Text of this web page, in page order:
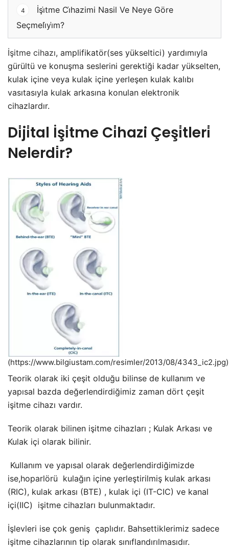
4
İşi̇tme Ci̇hazimi Nasil Ve Neye Göre
Seçmeli̇yi̇m?
İşitme cihazı, amplifikatör(ses yükseltici) yardımıyla
gürültü ve konuşma seslerini gerektiği kadar yükselten,
kulak içine veya kulak içine yerleşen kulak kalıbı
vasıtasıyla kulak arkasına konulan elektronik
cihazlardır.
Di̇ji̇tal İşi̇tme Ci̇hazi Çeşi̇tleri̇
Nelerdi̇r?
(https://www.bilgiustam.com/resimler/2013/08/4343_ic2.jpg)
Teorik olarak iki çeşit olduğu bilinse de kullanım ve
yapısal bazda değerlendirdiğimiz zaman dört çeşit
işitme cihazı vardır.
Teorik olarak bilinen işitme cihazları ; Kulak Arkası ve
Kulak içi olarak bilinir.
Kullanım ve yapısal olarak değerlendirdiğimizde
ise,hoparlörü kulağın içine yerleştirilmiş kulak arkası
(RIC), kulak arkası (BTE) , kulak içi (IT-CIC) ve kanal
içi(IIC) işitme cihazları bulunmaktadır.
İşlevleri ise çok geniş çaplıdır. Bahsettiklerimiz sadece
işitme cihazlarının tip olarak sınıflandırılmasıdır.